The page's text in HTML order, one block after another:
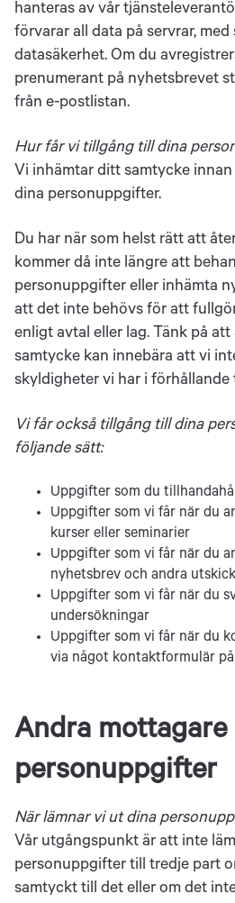
hanteras av vår
förvarar all data på servrar,
datasäkerhet. Om du
prenumerant på nyhetsbrevet
från e-postlistan.
Hur får vi tillgång till dina
Vi inhämtar ditt samtycke
dina personuppgifter.
Du har när som helst rätt att
kommer då inte längre att
personuppgifter eller inhämta
att det inte behövs för att
enligt avtal eller lag. Tänk på att
samtycke kan innebära att vi
skyldigheter vi har i förhållande
Vi får också tillgång till dina
följande sätt:
Uppgifter som du
Uppgifter som vi får när du
kurser eller seminarier
Uppgifter som vi får när du
nyhetsbrev och andra utskick
Uppgifter som vi får när du
undersökningar
Uppgifter som vi får när du
via något kontaktformulär
Andra mottagare
personuppgifter
När lämnar vi ut dina
Vår utgångspunkt är att inte
personuppgifter till tredje part
samtyckt till det eller om det